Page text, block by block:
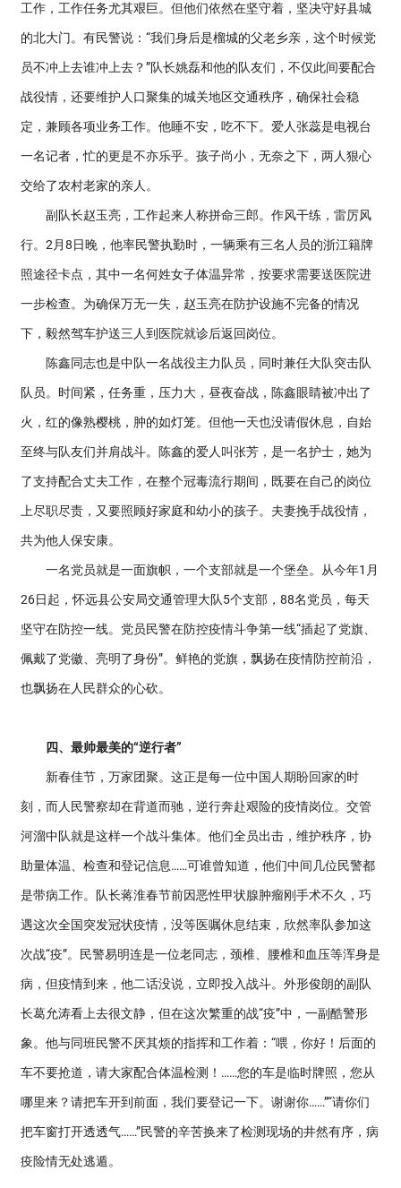
工作，工作任务尤其艰巨。但他们依然在坚守着，坚决守好县城
的北大门。有民警说：“我们身后是榴城的父老乡亲，这个时候党
员不冲上去谁冲上去？”队长姚磊和他的队友们，不仅此间要配合
战役情，还要维护人口聚集的城关地区交通秩序，确保社会稳
定，兼顾各项业务工作。他睡不安，吃不下。爱人张蕊是电视台
一名记者，忙的更是不亦乐乎。孩子尚小，无奈之下，两人狠心
交给了农村老家的亲人。
副队长赵玉亮，工作起来人称拼命三郎。作风干练，雷厉风
行。2月8日晚，他率民警执勤时，一辆乘有三名人员的浙江籍牌
照途径卡点，其中一名何姓女子体温异常，按要求需要送医院进
一步检查。为确保万无一失，赵玉亮在防护设施不完备的情况
下，毅然驾车护送三人到医院就诊后返回岗位。
陈鑫同志也是中队一名战役主力队员，同时兼任大队突击队
队员。时间紧，任务重，压力大，昼夜奋战，陈鑫眼睛被冲出了
火，红的像熟樱桃，肿的如灯笼。但他一天也没请假休息，自始
至终与队友们并肩战斗。陈鑫的爱人叫张芳，是一名护士，她为
了支持配合丈夫工作，在整个冠毒流行期间，既要在自己的岗位
上尽职尽责，又要照顾好家庭和幼小的孩子。夫妻挽手战役情，
共为他人保安康。
一名党员就是一面旗帜，一个支部就是一个堡垒。从今年1月
26日起，怀远县公安局交通管理大队5个支部，88名党员，每天
坚守在防控一线。党员民警在防控疫情斗争第一线“插起了党旗、
佩戴了党徽、亮明了身份”。鲜艳的党旗，飘扬在疫情防控前沿，
也飘扬在人民群众的心砍。
四、最帅最美的“逆行者”
新春佳节，万家团聚。这正是每一位中国人期盼回家的时
刻，而人民警察却在背道而驰，逆行奔赴艰险的疫情岗位。交管
河溜中队就是这样一个战斗集体。他们全员出击，维护秩序，协
助量体温、检查和登记信息……可谁曾知道，他们中间几位民警都
是带病工作。队长蒋淮春节前因恶性甲状腺肿瘤刚手术不久，巧
遇这次全国突发冠状疫情，没等医嘱休息结束，欣然率队参加这
次战“疫”。民警易明连是一位老同志，颈椎、腰椎和血压等浑身是
病，但疫情到来，他二话没说，立即投入战斗。外形俊朗的副队
长葛允涛看上去很文静，但在这次繁重的战“疫”中，一副酷警形
象。他与同班民警不厌其烦的指挥和工作着：“喂，你好！后面的
车不要抢道，请大家配合体温检测！……您的车是临时牌照，您从
哪里来？请把车开到前面，我们要登记一下。谢谢你……”“请你们
把车窗打开透透气……”民警的辛苦换来了检测现场的井然有序，病
疫险情无处逃遁。